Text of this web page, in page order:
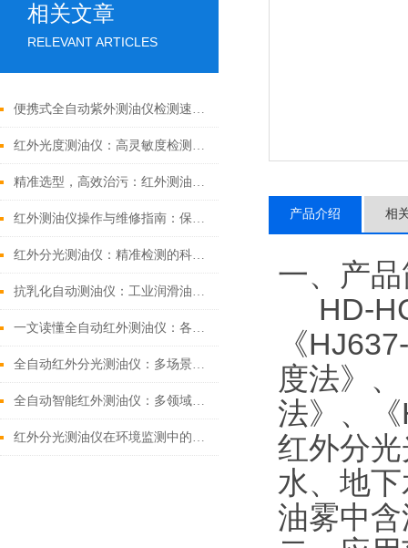
相关文章
RELEVANT ARTICLES
便携式全自动紫外测油仪检测速度快
红外光度测油仪：高灵敏度检测，赋能环境油类监测
精准选型，高效治污：红外测油仪采购全指南
红外测油仪操作与维修指南：保障水质监测的精准稳定
红外分光测油仪：精准检测的科技利器，守护环境安全的创新之选
抗乳化自动测油仪：工业润滑油监测的“智能卫士“，守护设备健康新利器
一文读懂全自动红外测油仪：各领域的关键 “监测官”
全自动红外分光测油仪：多场景下的水质 “侦察兵”
全自动智能红外测油仪：多领域水质监测的“智能哨兵”
红外分光测油仪在环境监测中的应用
产品介绍 相
一、产
HD-
《
度法》
法》、
红外分
水、地
油雾中